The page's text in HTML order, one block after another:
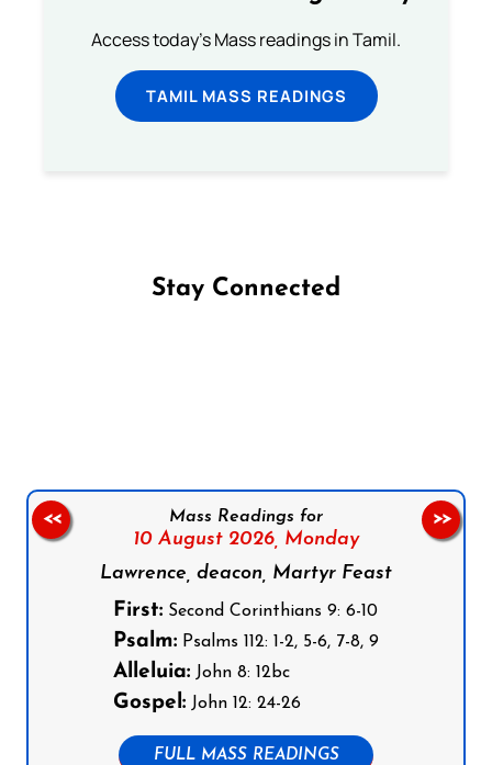
Access today's Mass readings in Tamil.
TAMIL MASS READINGS
Stay Connected
Mass Readings for
10 August 2026, Monday
Lawrence, deacon, Martyr Feast
First: Second Corinthians 9: 6-10
Psalm: Psalms 112: 1-2, 5-6, 7-8, 9
Alleluia: John 8: 12bc
Gospel: John 12: 24-26
FULL MASS READINGS
<< >>